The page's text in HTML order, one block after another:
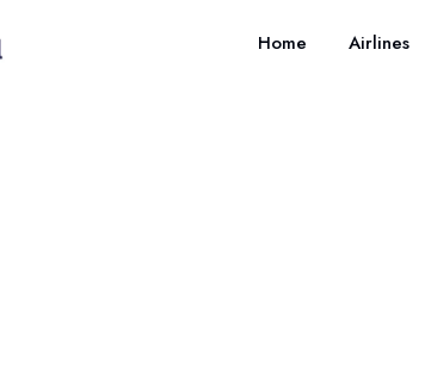
Home Airlines